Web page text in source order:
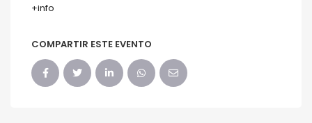
+info
COMPARTIR ESTE EVENTO